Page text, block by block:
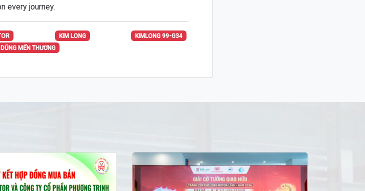
every journey.
KIM LONG
KIMLONG 99-G34
MẾN THƯƠNG